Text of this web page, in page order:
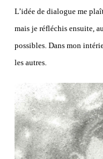
L’idée de dialogue me
mais je réfléchis ensuite,
possibles. Dans mon
les autres.